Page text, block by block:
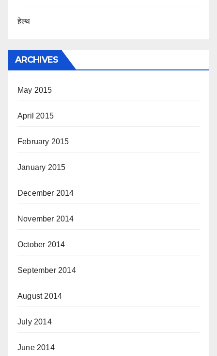
हेल्थ
ARCHIVES
May 2015
April 2015
February 2015
January 2015
December 2014
November 2014
October 2014
September 2014
August 2014
July 2014
June 2014